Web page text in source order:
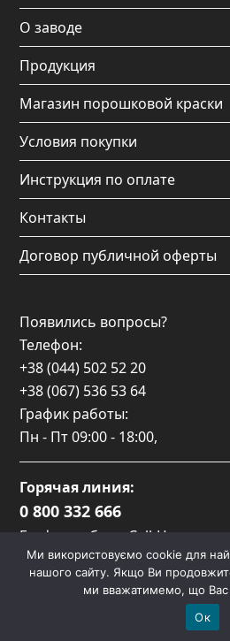
o
k
r
a
m
e
О заводе
Продукция
Магазин порошковой краски
Условия покупки
Инструкция по оплате
Контакты
Договор публичной оферты
Появились вопросы?
Телефон:
+38 (044) 502 52 20
+38 (067) 536 53 64
График работы:
Пн - Пт 09:00 - 18:00,
Горячая линия:
0 800 332 666
График работы Call-Центра:
Пн-Пт: 09:00 — 17:00
2026 -
Ми використовуємо cookie для
нашого сайту. Якщо Ви
ми вважатимемо, що Вас
Ок